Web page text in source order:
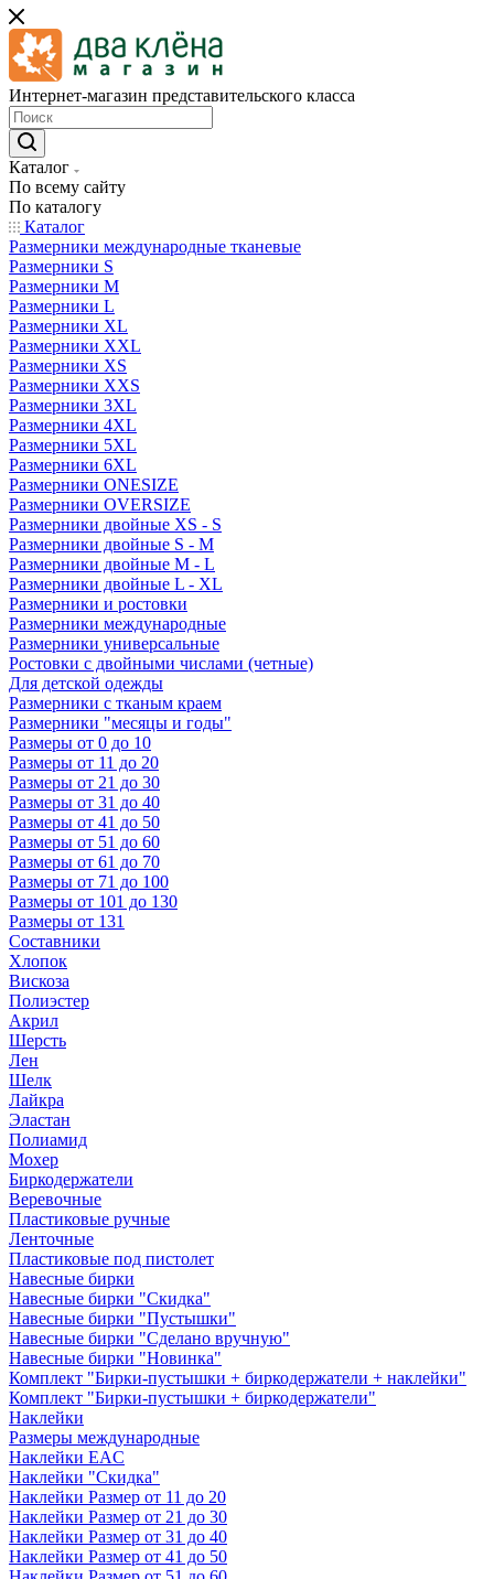
Интернет-магазин представительского класса
Каталог
По всему сайту
По каталогу
Каталог
Размерники международные тканевые
Размерники S
Размерники M
Размерники L
Размерники XL
Размерники XXL
Размерники XS
Размерники XXS
Размерники 3XL
Размерники 4XL
Размерники 5XL
Размерники 6XL
Размерники ONESIZE
Размерники OVERSIZE
Размерники двойные XS - S
Размерники двойные S - M
Размерники двойные M - L
Размерники двойные L - XL
Размерники и ростовки
Размерники международные
Размерники универсальные
Ростовки с двойными числами (четные)
Для детской одежды
Размерники с тканым краем
Размерники "месяцы и годы"
Размеры от 0 до 10
Размеры от 11 до 20
Размеры от 21 до 30
Размеры от 31 до 40
Размеры от 41 до 50
Размеры от 51 до 60
Размеры от 61 до 70
Размеры от 71 до 100
Размеры от 101 до 130
Размеры от 131
Составники
Хлопок
Вискоза
Полиэстер
Акрил
Шерсть
Лен
Шелк
Лайкра
Эластан
Полиамид
Мохер
Биркодержатели
Веревочные
Пластиковые ручные
Ленточные
Пластиковые под пистолет
Навесные бирки
Навесные бирки "Скидка"
Навесные бирки "Пустышки"
Навесные бирки "Сделано вручную"
Навесные бирки "Новинка"
Комплект "Бирки-пустышки + биркодержатели + наклейки"
Комплект "Бирки-пустышки + биркодержатели"
Наклейки
Размеры международные
Наклейки EAC
Наклейки "Скидка"
Наклейки Размер от 11 до 20
Наклейки Размер от 21 до 30
Наклейки Размер от 31 до 40
Наклейки Размер от 41 до 50